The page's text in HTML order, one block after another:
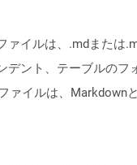
イルは、.mdまたは
ント、テーブルの
ァイルは、